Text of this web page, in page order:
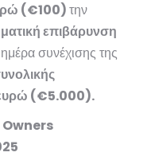
(€100)την
επιβάρυνση
συνέχισης της
ευρώ (€5.000).